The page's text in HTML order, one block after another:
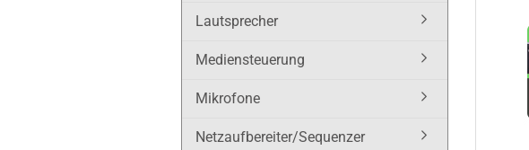
Lautsprecher
Mediensteuerung
Mikrofone
Netzaufbereiter/Sequenzer